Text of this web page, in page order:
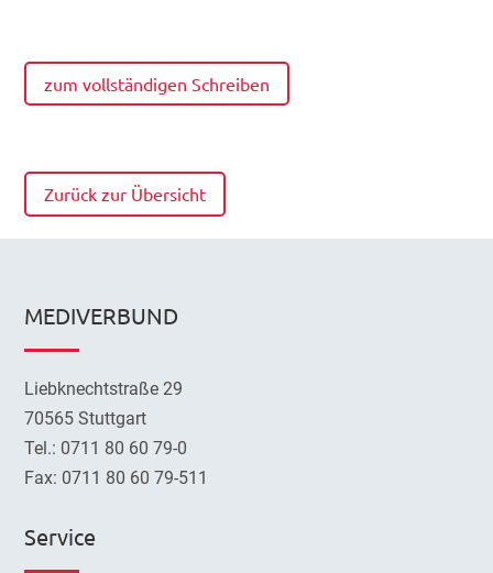
zum vollständigen Schreiben
Zurück zur Übersicht
MEDIVERBUND
Liebknechtstraße 29
70565 Stuttgart
Tel.: 0711 80 60 79-0
Fax: 0711 80 60 79-511
Service